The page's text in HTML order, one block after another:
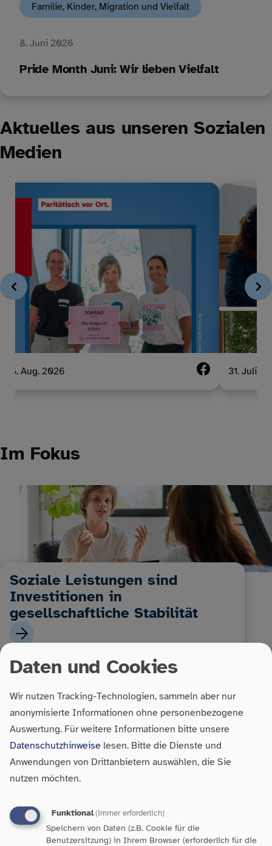
Familie, Kinder, Migration und Vielfalt
8. Juni 2026
Pride Month Juni: Wir lieben Vielfalt
Aktuelles aus unseren Sozialen
Medien
5. Aug. 2026 31. Juli
Im Fokus
Soziale Leistungen sind
Investitionen in
gesellschaftliche Stabilität
Armut in Baden-Württemberg:
Zahlen, Fakten und
Handlungsbedarf
Daten und Cookies
Wir nutzen Tracking-Technologien, sammeln aber nur
anonymisierte Informationen ohne personenbezogene
Auswertung. Für weitere Informationen bitte unsere
Datenschutzhinweise lesen. Bitte die Dienste und
Anwendungen von Drittanbietern auswählen, die Sie
nutzen möchten.
Funktional(immer erforderlich)
Speichern von Daten (z.B. Cookie für die
Benutzersitzung) in Ihrem Browser (erforderlich für die